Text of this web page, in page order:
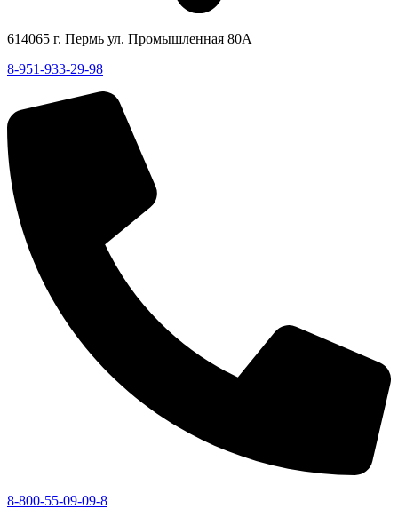
614065 г. Пермь ул. Промышленная 80А
8-951-933-29-98
8-800-55-09-09-8